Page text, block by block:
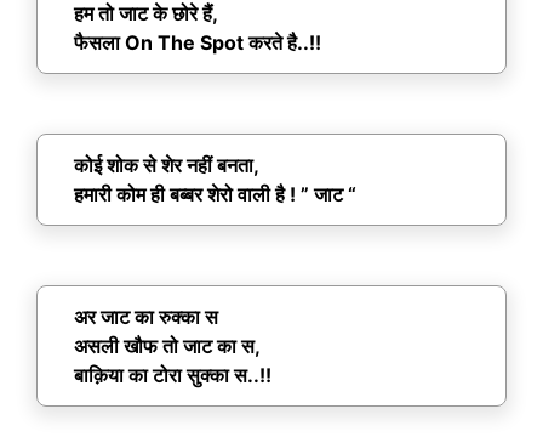
हम तो जाट के छोरे हैं,
फैसला On The Spot करते है..!!
कोई शोक से शेर नहीं बनता,
हमारी कोम ही बब्बर शेरो वाली है ! ” जाट “
अर जाट का रुक्का स
असली खौफ तो जाट का स,
बाक़िया का टोरा सुक्का स..!!